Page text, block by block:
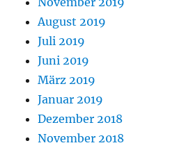
August 2019
Juli 2019
Juni 2019
März 2019
Januar 2019
Dezember 2018
November 2018